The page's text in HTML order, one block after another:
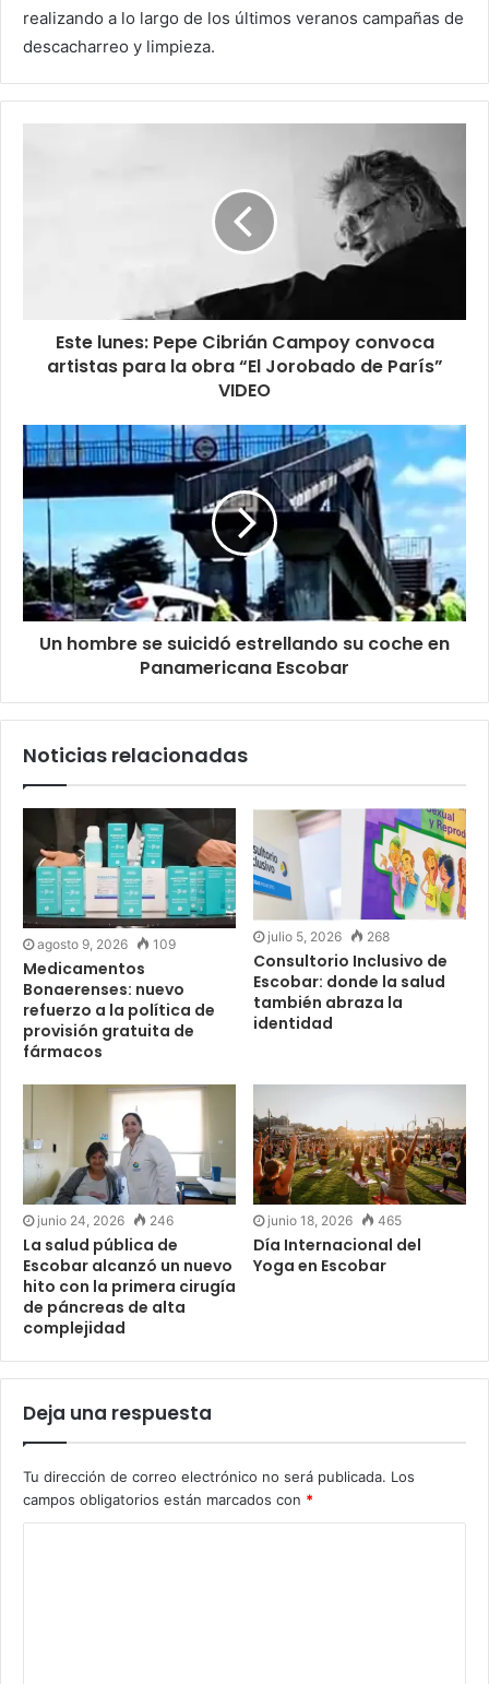
realizando a lo largo de los últimos veranos campañas de
descacharreo y limpieza.
Este lunes: Pepe Cibrián Campoy convoca
artistas para la obra “El Jorobado de París”
VIDEO
Un hombre se suicidó estrellando su coche en
Panamericana Escobar
Noticias relacionadas
agosto 9, 2026 109
Medicamentos
Bonaerenses: nuevo
refuerzo a la política de
provisión gratuita de
fármacos
julio 5, 2026 268
Consultorio Inclusivo de
Escobar: donde la salud
también abraza la
identidad
junio 24, 2026 246
La salud pública de
Escobar alcanzó un nuevo
hito con la primera cirugía
de páncreas de alta
complejidad
junio 18, 2026 465
Día Internacional del
Yoga en Escobar
Deja una respuesta
Tu dirección de correo electrónico no será publicada. Los
campos obligatorios están marcados con *